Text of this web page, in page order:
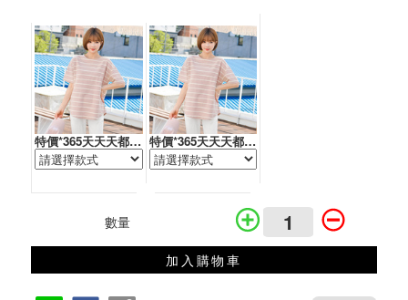
特價*365天天天都實搭！橫條紋清爽短T 特價*365天天天都實搭！橫條紋清爽短T
數量
加入購物車